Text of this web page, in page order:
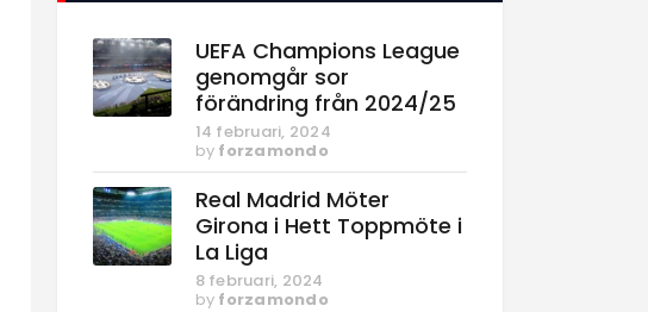
UEFA Champions League
genomgår sor
förändring från 2024/25
14 februari, 2024
by forzamondo
Real Madrid Möter
Girona i Hett Toppmöte i
La Liga
8 februari, 2024
by forzamondo